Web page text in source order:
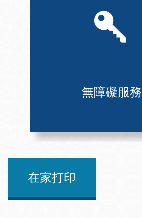
無障礙服務
在家打印